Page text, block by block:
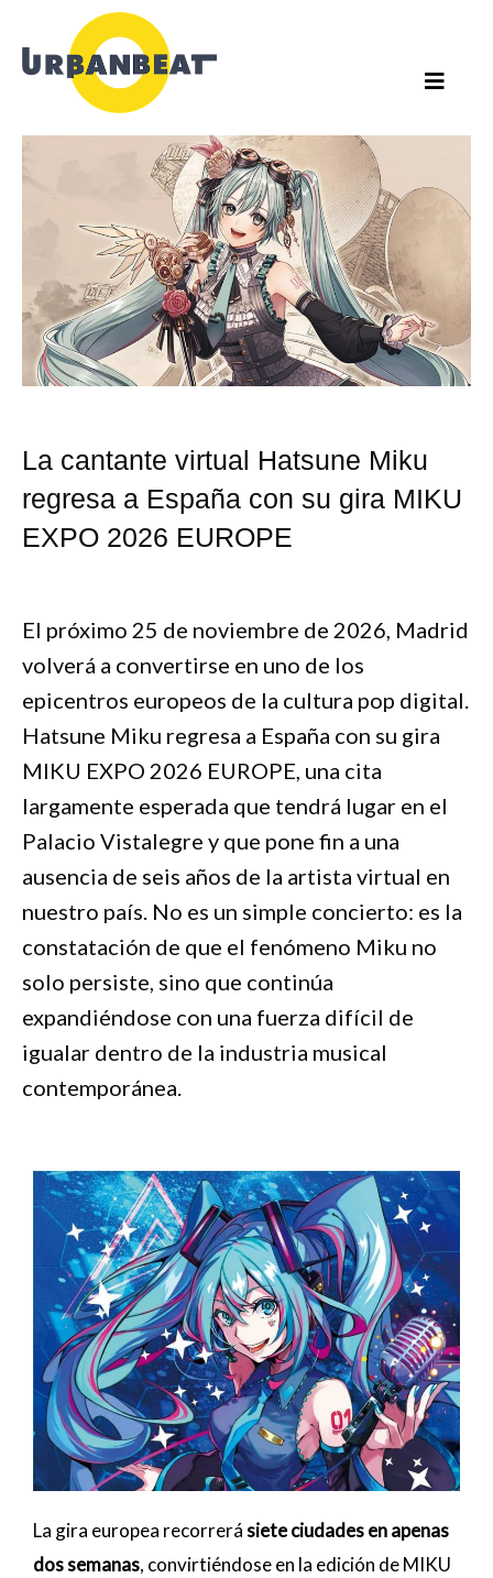
contenido
La cantante virtual Hatsune Miku
regresa a España con su gira MIKU
EXPO 2026 EUROPE
El próximo 25 de noviembre de 2026, Madrid
volverá a convertirse en uno de los
epicentros europeos de la cultura pop digital.
Hatsune Miku regresa a España con su gira
MIKU EXPO 2026 EUROPE, una cita
largamente esperada que tendrá lugar en el
Palacio Vistalegre y que pone fin a una
ausencia de seis años de la artista virtual en
nuestro país. No es un simple concierto: es la
constatación de que el fenómeno Miku no
solo persiste, sino que continúa
expandiéndose con una fuerza difícil de
igualar dentro de la industria musical
contemporánea.
La gira europea recorrerásiete ciudades en apenas
dos semanas, convirtiéndose en la edición de MIKU